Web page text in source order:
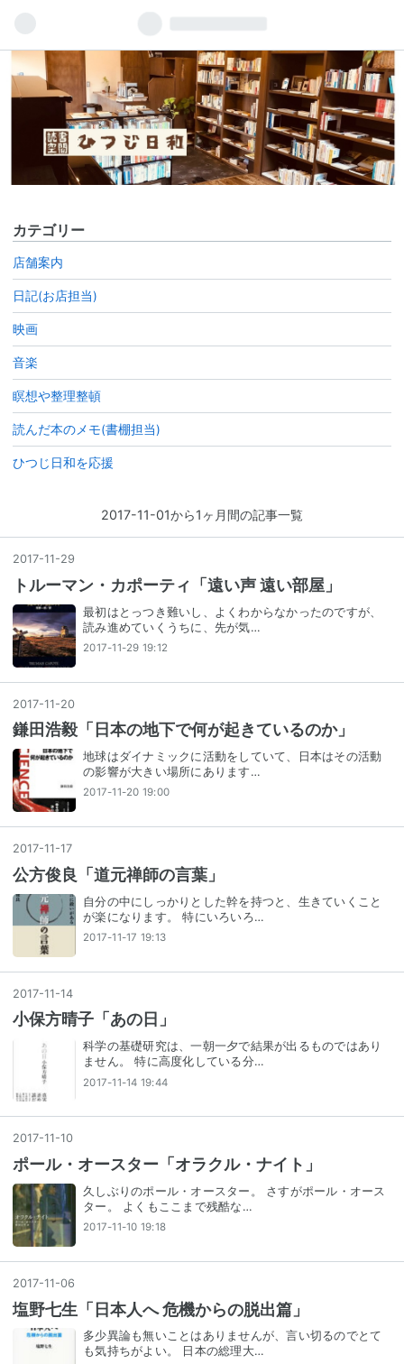
カテゴリー
店舗案内
日記(お店担当)
映画
音楽
瞑想や整理整頓
読んだ本のメモ(書棚担当)
ひつじ日和を応援
2017-11-01から1ヶ月間の記事一覧
2017-11 -29
トルーマン・カポーティ「遠い声 遠い部屋」
最初はとっつき難いし、よくわからなかったのですが、
読み進めていくうちに、先が気…
2017-11-29 19:12
2017-11-20
鎌田浩毅「日本の地下で何が起きているのか」
地球はダイナミックに活動をしていて、日本はその活動
の影響が大きい場所にあります…
2017-11-20 19:00
2017-11 -17
公方俊良「道元禅師の言葉」
自分の中にしっかりとした幹を持つと、生きていくこと
が楽になります。 特にいろいろ…
2017-11-17 19:13
2017-11-14
小保方晴子「あの日」
科学の基礎研究は、一朝一夕で結果が出るものではあり
ません。 特に高度化している分…
2017-11-14 19:44
2017-11 -10
ポール・オースター「オラクル・ナイト」
久しぶりのポール・オースター。 さすがポール・オース
ター。 よくもここまで残酷な…
2017-11-10 19:18
2017-11 -06
塩野七生「日本人へ 危機からの脱出篇」
多少異論も無いことはありませんが、言い切るのでとて
も気持ちがよい。 日本の総理大…